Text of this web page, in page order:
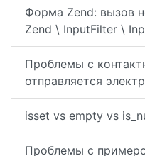
Форма Zend: вызов
Zend \ InputFilter \
Проблемы с
отправляется
isset vs empty vs
Проблемы с